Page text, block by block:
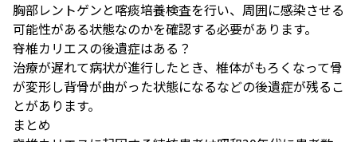
胸部レントゲンと喀痰培養検査を行い、周囲に感染させる
可能性がある状態なのかを確認する必要があります。
脊椎カリエスの後遺症はある？
治療が遅れて病状が進行したとき、椎体がもろくなって骨
が変形し背骨が曲がった状態になるなどの後遺症が残るこ
とがあります。
まとめ